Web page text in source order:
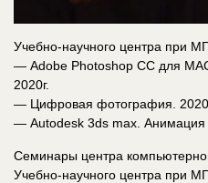
Учебно-научного центра при
— Adobe Photoshop CC для
2020г.
— Цифровая фотография.
— Autodesk 3ds max. Анимация
Семинары центра
Учебно-научного центра при